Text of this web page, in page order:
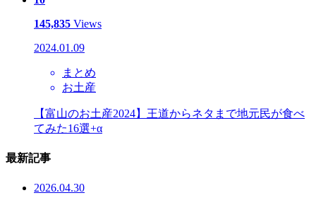
145,835 Views
2024.01.09
まとめ
お土産
【富山のお土産2024】王道からネタまで地元民が食べ
てみた16選+α
最新記事
2026.04.30